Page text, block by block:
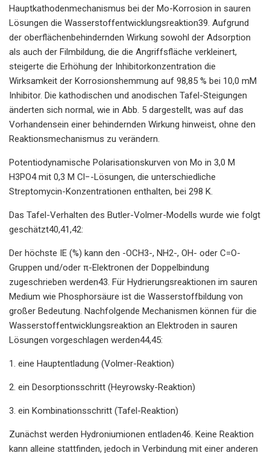
Hauptkathodenmechanismus bei der Mo-Korrosion in sauren
Lösungen die Wasserstoffentwicklungsreaktion39. Aufgrund
der oberflächenbehindernden Wirkung sowohl der Adsorption
als auch der Filmbildung, die die Angriffsfläche verkleinert,
steigerte die Erhöhung der Inhibitorkonzentration die
Wirksamkeit der Korrosionshemmung auf 98,85 % bei 10,0 mM
Inhibitor. Die kathodischen und anodischen Tafel-Steigungen
änderten sich normal, wie in Abb. 5 dargestellt, was auf das
Vorhandensein einer behindernden Wirkung hinweist, ohne den
Reaktionsmechanismus zu verändern.
Potentiodynamische Polarisationskurven von Mo in 3,0 M
H3PO4 mit 0,3 M Cl−-Lösungen, die unterschiedliche
Streptomycin-Konzentrationen enthalten, bei 298 K.
Das Tafel-Verhalten des Butler-Volmer-Modells wurde wie folgt
geschätzt40,41,42:
Der höchste IE (%) kann den -OCH3-, NH2-, OH- oder C=O-
Gruppen und/oder π-Elektronen der Doppelbindung
zugeschrieben werden43. Für Hydrierungsreaktionen im sauren
Medium wie Phosphorsäure ist die Wasserstoffbildung von
großer Bedeutung. Nachfolgende Mechanismen können für die
Wasserstoffentwicklungsreaktion an Elektroden in sauren
Lösungen vorgeschlagen werden44,45:
1. eine Hauptentladung (Volmer-Reaktion)
2. ein Desorptionsschritt (Heyrowsky-Reaktion)
3. ein Kombinationsschritt (Tafel-Reaktion)
Zunächst werden Hydroniumionen entladen46. Keine Reaktion
kann alleine stattfinden, jedoch in Verbindung mit einer anderen